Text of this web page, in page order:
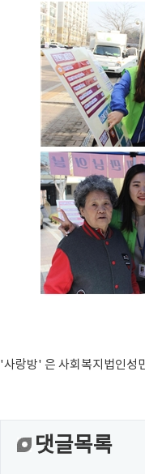
'사랑방' 은 사회복지법인성
댓글목록